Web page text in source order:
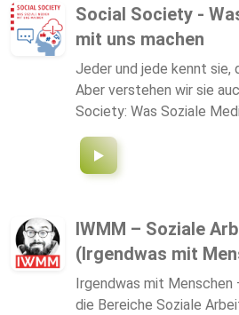
Social Society -
mit uns machen
Jeder und jede kennt sie,
Aber verstehen wir sie
Society: Was Soziale
beleuchten wir die
Sozialen Netzwerke.
Netzwerke, bewegen wir
hübschen Bildern und
entstehen Soziale
haben sie? Welche
Netzwerke, welche
Wie schützen wir unsere
IWMM – Soziale
(Irgendwas mit
Irgendwas mit
die Bereiche Soziale